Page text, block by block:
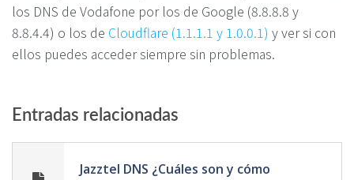
los DNS de Vodafone por los de Google (8.8.8.8 y
8.8.4.4) o los de Cloudflare (1.1.1.1 y 1.0.0.1) y ver si con
ellos puedes acceder siempre sin problemas.
Entradas relacionadas
Jazztel DNS ¿Cuáles son y cómo